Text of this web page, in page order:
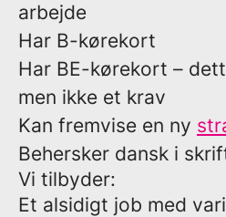
arbejde
Har B-kørekort
Har BE-kørekort –
men ikke et krav
Kan fremvise en ny
Behersker dansk i
Vi tilbyder:
Et alsidigt job med